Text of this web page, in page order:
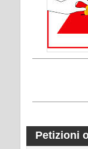
Petizioni